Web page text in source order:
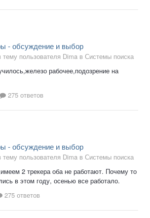
- обсуждение и выбор
пользователя Dima в Системы поиска
рабочее,подозрение на
275 ответов
- обсуждение и выбор
пользователя Dima в Системы поиска
2 трекера оба не работают. Почему то
в этом году, осенью все работало.
275 ответов